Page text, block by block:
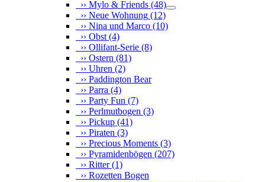
›› Mylo & Friends (48)
›› Neue Wohnung (12)
›› Nina und Marco (10)
›› Obst (4)
›› Ollifant-Serie (8)
›› Ostern (81)
›› Uhren (2)
›› Paddington Bear
›› Parra (4)
›› Party Fun (7)
›› Perlmutbogen (3)
›› Pickup (41)
›› Piraten (3)
›› Precious Moments (3)
›› Pyramidenbögen (207)
›› Ritter(1)
›› Rozetten Bogen